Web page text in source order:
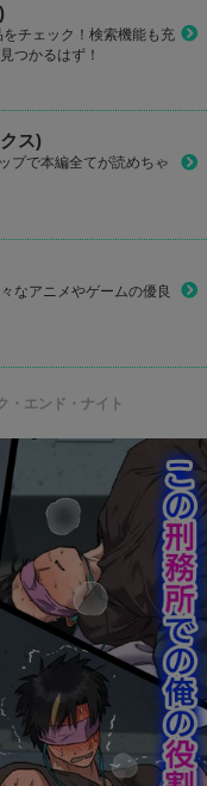
チェック！検索機能も充
つかるはず！
ス)
プで本編全てが読めちゃ
なアニメやゲームの優良
・エンド・ナイト